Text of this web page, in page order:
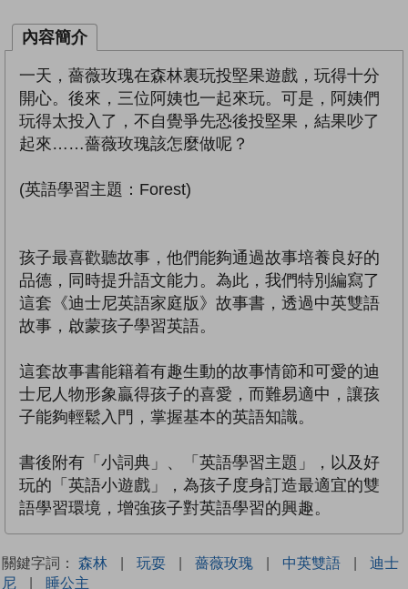
內容簡介
一天，薔薇玫瑰在森林裏玩投堅果遊戲，玩得十分
開心。後來，三位阿姨也一起來玩。可是，阿姨們
玩得太投入了，不自覺爭先恐後投堅果，結果吵了
起來……薔薇玫瑰該怎麼做呢？
(英語學習主題：Forest)
孩子最喜歡聽故事，他們能夠通過故事培養良好的
品德，同時提升語文能力。為此，我們特別編寫了
這套《迪士尼英語家庭版》故事書，透過中英雙語
故事，啟蒙孩子學習英語。
這套故事書能籍着有趣生動的故事情節和可愛的迪
士尼人物形象贏得孩子的喜愛，而難易適中，讓孩
子能夠輕鬆入門，掌握基本的英語知識。
書後附有「小詞典」、「英語學習主題」，以及好
玩的「英語小遊戲」，為孩子度身訂造最適宜的雙
語學習環境，增強孩子對英語學習的興趣。
關鍵字詞： 森林 | 玩耍 | 薔薇玫瑰 | 中英雙語 |
迪士
尼
| 睡公主